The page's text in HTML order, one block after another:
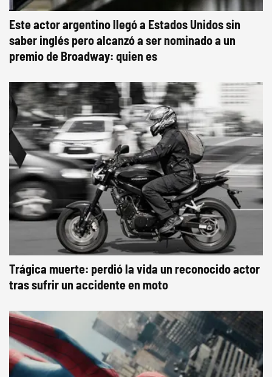
Este actor argentino llegó a Estados Unidos sin
saber inglés pero alcanzó a ser nominado a un
premio de Broadway: quien es
Trágica muerte: perdió la vida un reconocido actor
tras sufrir un accidente en moto